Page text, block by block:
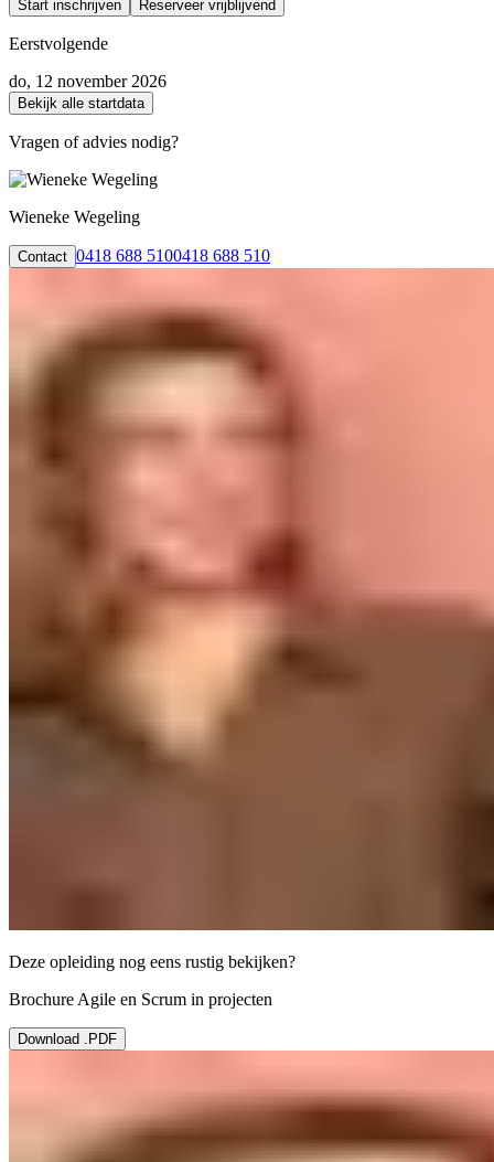
Start inschrijven Reserveer vrijblijvend
Eerstvolgende
do, 12 november 2026
Bekijk alle startdata
Vragen of advies nodig?
Wieneke Wegeling
Contact 0418 688 5100418 688 510
Deze opleiding nog eens rustig bekijken?
Brochure Agile en Scrum in projecten
Download .PDF